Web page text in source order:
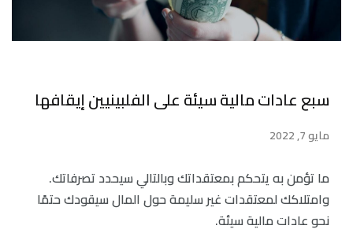
سبع عادات مالية سيئة على الفلبينيين إيقافها
مايو 7, 2022
ما تؤمن به يتحكم بمعتقداتك وبالتالي سيحدد تصرفاتك.
وامتلاكك لمعتقدات غير سليمة حول المال سيقودك حتمًا
نحو عادات مالية سيئة.